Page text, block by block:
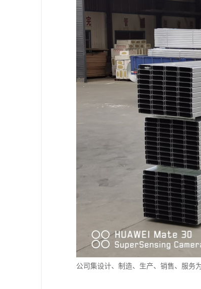
公司集设计、制造、生产、销售、服务